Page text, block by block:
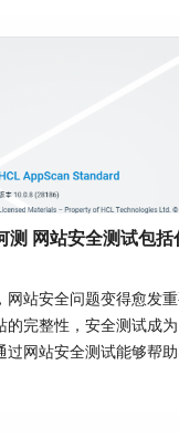
2 使用外部客户机扫描
录代理配置处勾选
）。
职业技能的重要一环。
测 网站安全测试包括
网站安全问题变得愈发
的完整性，安全测试成
过网站安全测试能够帮
地发现和修复潜在的安全